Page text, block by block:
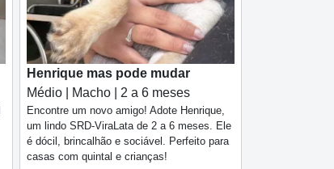
Henrique mas pode mudar
Médio | Macho | 2 a 6 meses
Encontre um novo amigo! Adote Henrique,
um lindo SRD-ViraLata de 2 a 6 meses. Ele
é dócil, brincalhão e sociável. Perfeito para
casas com quintal e crianças!